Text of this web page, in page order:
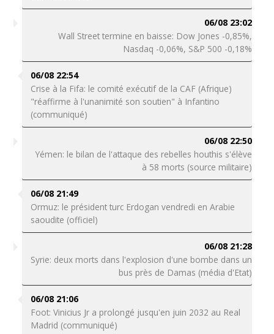
06/08 23:02
Wall Street termine en baisse: Dow Jones -0,85%,
Nasdaq -0,06%, S&P 500 -0,18%
06/08 22:54
Crise à la Fifa: le comité exécutif de la CAF (Afrique)
"réaffirme à l'unanimité son soutien" à Infantino
(communiqué)
06/08 22:50
Yémen: le bilan de l'attaque des rebelles houthis s'élève
à 58 morts (source militaire)
06/08 21:49
Ormuz: le président turc Erdogan vendredi en Arabie
saoudite (officiel)
06/08 21:28
Syrie: deux morts dans l'explosion d'une bombe dans un
bus près de Damas (média d'Etat)
06/08 21:06
Foot: Vinicius Jr a prolongé jusqu'en juin 2032 au Real
Madrid (communiqué)